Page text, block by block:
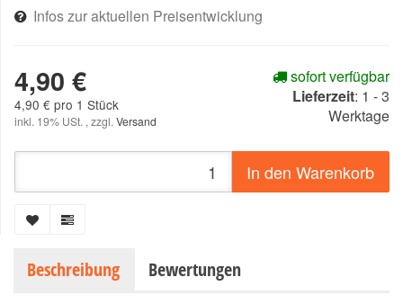
Infos zur aktuellen Preisentwicklung
4,90 €
4,90 € pro 1 Stück
inkl. 19% USt. , zzgl. Versand
sofort verfügbar
Lieferzeit: 1 - 3
Werktage
In den Warenkorb
Beschreibung Bewertungen